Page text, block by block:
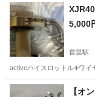
沖縄 那覇市
5,000
首里駅
activeハイスロットル➕ワ
沖縄 島尻郡 首里
【オ